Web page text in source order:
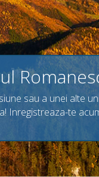
sau a unei alte
! Inregistreaza-te